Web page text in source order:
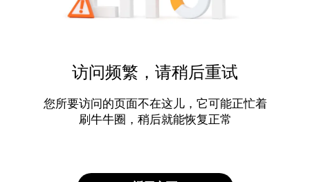
访问频繁，请稍后重试
您所要访问的页面不在这儿，它可能正忙着
刷牛牛圈，稍后就能恢复正常